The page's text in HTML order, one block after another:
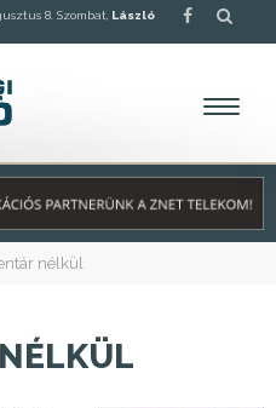
8. Szombat, László
nélkül